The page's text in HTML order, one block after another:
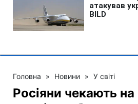
Головна » Новини » У світі
Росіяни чекають на